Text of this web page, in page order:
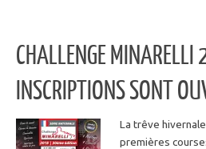
CHALLENGE
INSCRIPTIONS SONT
La trêve
premières